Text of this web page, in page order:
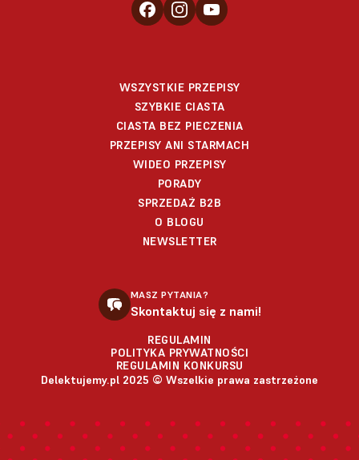
WSZYSTKIE PRZEPISY
SZYBKIE CIASTA
CIASTA BEZ PIECZENIA
PRZEPISY ANI STARMACH
WIDEO PRZEPISY
PORADY
SPRZEDAŻ B2B
O BLOGU
NEWSLETTER
MASZ PYTANIA?
Skontaktuj się z nami!
REGULAMIN
POLITYKA PRYWATNOŚCI
REGULAMIN KONKURSU
Delektujemy.pl 2025 © Wszelkie prawa zastrzeżone